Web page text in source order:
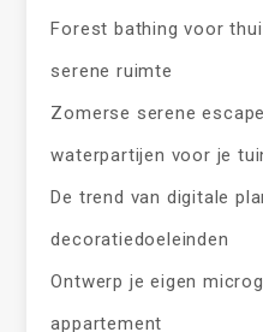
Forest bathing voor
serene ruimte
Zomerse serene
waterpartijen voor je
De trend van digitale
decoratiedoeleinden
Ontwerp je eigen
appartement